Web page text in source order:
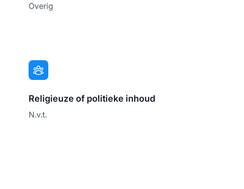
Overig
Religieuze of politieke inhoud
N.v.t.